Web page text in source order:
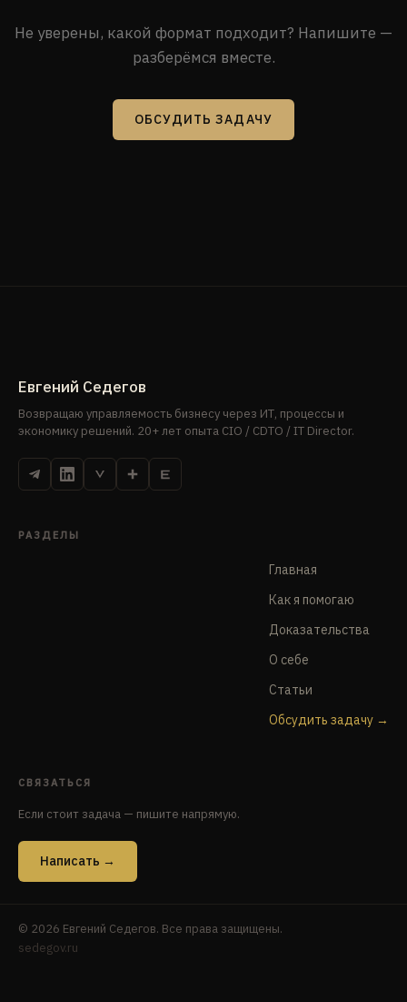
Не уверены, какой формат подходит? Напишите —
разберёмся вместе.
ОБСУДИТЬ ЗАДАЧУ
Евгений Седегов
Возвращаю управляемость бизнесу через ИТ, процессы и
экономику решений. 20+ лет опыта CIO / CDTO / IT Director.
РАЗДЕЛЫ
Главная
Как я помогаю
Доказательства
О себе
Статьи
Обсудить задачу
СВЯЗАТЬСЯ
Если стоит задача — пишите напрямую.
Написать →
© 2026 Евгений Седегов. Все права защищены.
sedegov.ru